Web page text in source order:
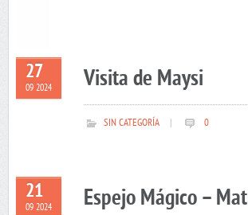
27
09 2024 Visita de Maysi
SIN CATEGORÍA 0
21
09 2024 Espejo Mágico –